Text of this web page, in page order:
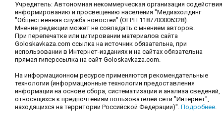
Учредитель: Автономная некоммерческая организация содействия
информированию и просвещению населения "Медиахолдинг
"Общественная служба новостей" (ОГРН 1187700006328).
Мнение редакции может не совпадать с мнением авторов.
При перепечатке или цитировании материалов сайта
Goloskavkaza.com ссылка на источник обязательна, при
использовании в Интернет-изданиях и на сайтах обязательна
прямая гиперссылка на сайт Goloskavkaza.com.
На информационном ресурсе применяются рекомендательные
технологии (информационные технологии предоставления
информации на основе сбора, систематизации и анализа сведений,
относящихся к предпочтениям пользователей сети "Интернет",
находящихся на территории Российской Федерации)". Подробнее.